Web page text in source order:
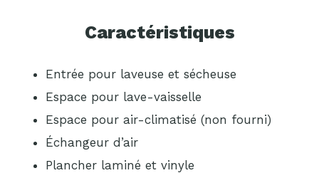
Caractéristiques
Entrée pour laveuse et sécheuse
Espace pour lave-vaisselle
Espace pour air-climatisé (non fourni)
Échangeur d’air
Plancher laminé et vinyle